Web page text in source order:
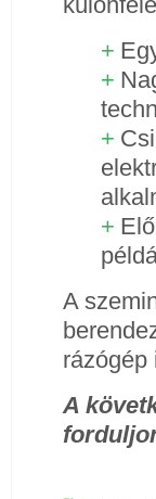
A
rázógép
A